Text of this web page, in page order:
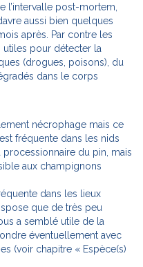
l’intervalle post-mortem,
aussi bien quelques
après. Par contre les
utiles pour détecter la
(drogues, poisons), du
dans le corps
nécrophage mais ce
fréquente dans les nids
processionnaire du pin, mais
aux champignons
dans les lieux
que de très peu
a semblé utile de la
éventuellement avec
(voir chapitre « Espèce(s)